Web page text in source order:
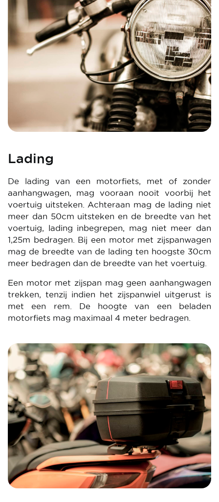
Lading
De lading van een motorfiets, met of zonder
aanhangwagen, mag vooraan nooit voorbij het
voertuig uitsteken. Achteraan mag de lading niet
meer dan 50cm uitsteken en de breedte van het
voertuig, lading inbegrepen, mag niet meer dan
1,25m bedragen. Bij een motor met zijspanwagen
mag de breedte van de lading ten hoogste 30cm
meer bedragen dan de breedte van het voertuig.
Een motor met zijspan mag geen aanhangwagen
trekken, tenzij indien het zijspanwiel uitgerust is
met een rem. De hoogte van een beladen
motorfiets mag maximaal 4 meter bedragen.
Image